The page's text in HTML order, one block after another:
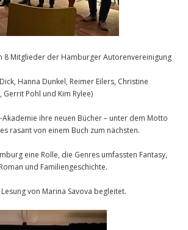
8 Mitglieder der Hamburger Autorenvereinigung
Hanna Dunkel, Reimer Eilers, Christine
Gerrit Pohl und Kim Rylee)
ihre neuen Bücher – unter dem Motto
rasant von einem Buch zum nächsten.
eine Rolle, die Genres umfassten Fantasy,
und Familiengeschichte.
von Marina Savova begleitet.